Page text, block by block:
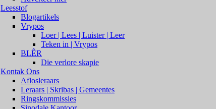
Leesstof
Blogartikels
Vrypos
Loer | Lees | Luister | Leer
Teken in | Vrypos
BLÊR
Die verlore skapie
Kontak Ons
Aflosleraars
Leraars | Skribas | Gemeentes
Ringskommissies